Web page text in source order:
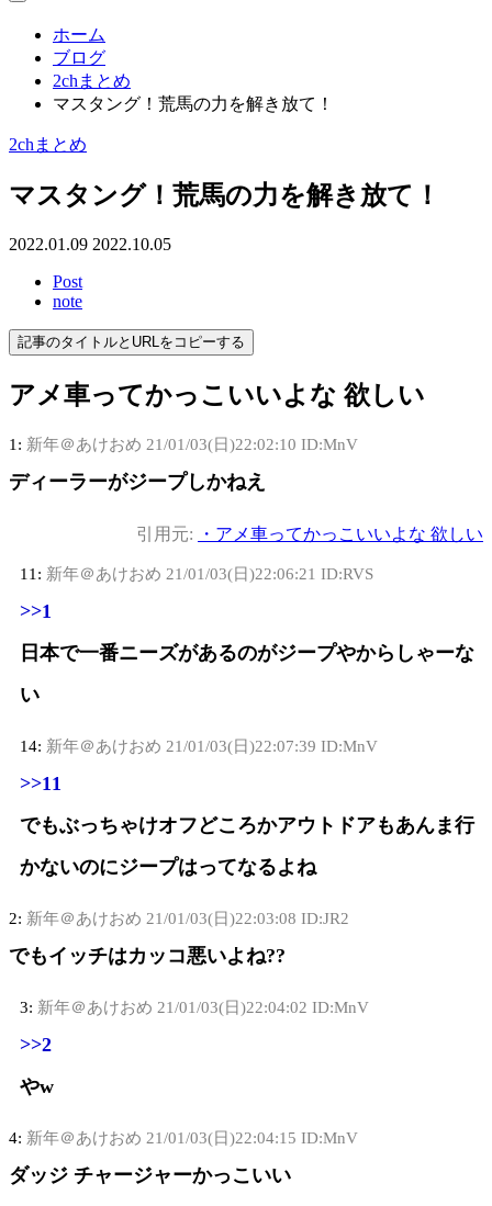
ホーム
ブログ
2chまとめ
マスタング！荒馬の力を解き放て！
2chまとめ
マスタング！荒馬の力を解き放て！
2022.01.09 2022.10.05
Post
note
記事のタイトルとURLをコピーする
アメ車ってかっこいいよな 欲しい
1: 新年＠あけおめ 21/01/03(日)22:02:10 ID:MnV
ディーラーがジープしかねえ
引用元: ・アメ車ってかっこいいよな 欲しい
11: 新年＠あけおめ 21/01/03(日)22:06:21 ID:RVS
>>1
日本で一番ニーズがあるのがジープやからしゃーな
い
14: 新年＠あけおめ 21/01/03(日)22:07:39 ID:MnV
>>11
でもぶっちゃけオフどころかアウトドアもあんま行
かないのにジープはってなるよね
2: 新年＠あけおめ 21/01/03(日)22:03:08 ID:JR2
でもイッチはカッコ悪いよね??
3: 新年＠あけおめ 21/01/03(日)22:04:02 ID:MnV
>>2
やw
4: 新年＠あけおめ 21/01/03(日)22:04:15 ID:MnV
ダッジ チャージャーかっこいい